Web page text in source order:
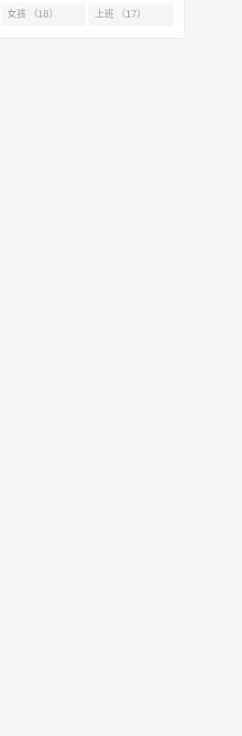
女孩 （18） 上班 （17）